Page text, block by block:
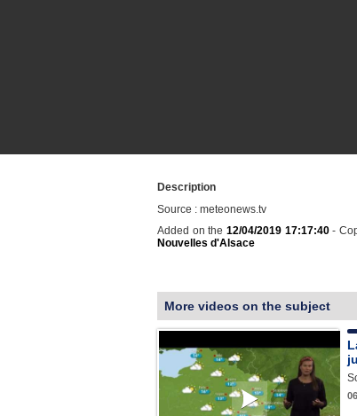
Description
Source : meteonews.tv
Added on the 12/04/2019 17:17:40-
Nouvelles d'Alsace
More videos on the subject